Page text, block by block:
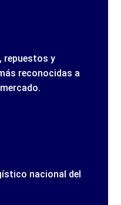
repuestos y
reconocidas a
nacional del